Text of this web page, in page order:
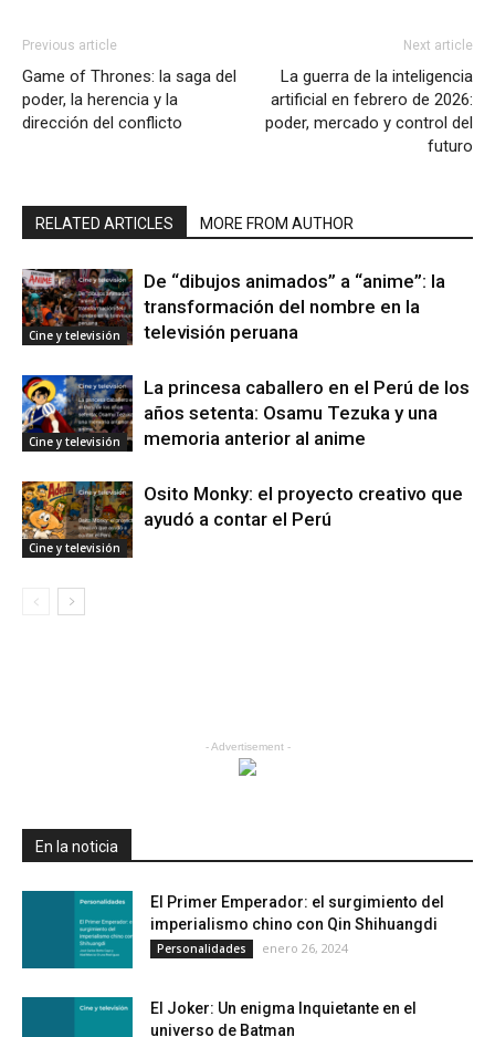
Previous article
Game of Thrones: la saga del
poder, la herencia y la
dirección del conflicto
Next article
La guerra de la inteligencia
artificial en febrero de 2026:
poder, mercado y control del
futuro
RELATED ARTICLES MORE FROM AUTHOR
Cine y televisión
De “dibujos animados” a “anime”: la
transformación del nombre en la
televisión peruana
Cine y televisión
La princesa caballero en el Perú de los
años setenta: Osamu Tezuka y una
memoria anterior al anime
Cine y televisión
Osito Monky: el proyecto creativo que
ayudó a contar el Perú
- Advertisement -
En la noticia
El Primer Emperador: el surgimiento del
imperialismo chino con Qin Shihuangdi
Personalidades enero 26, 2024
El Joker: Un enigma Inquietante en el
universo de Batman